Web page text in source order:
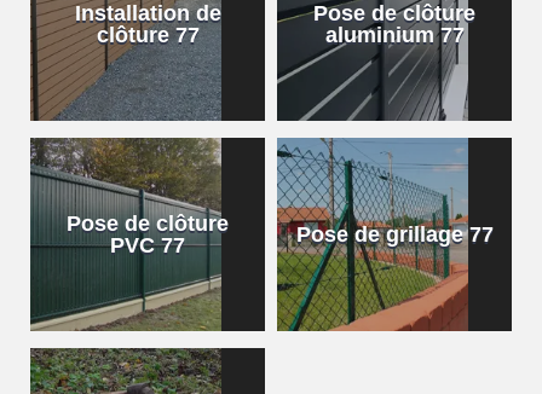
Installation de
clôture 77
Pose de clôture
aluminium 77
Pose de clôture
PVC 77
Pose de grillage 77